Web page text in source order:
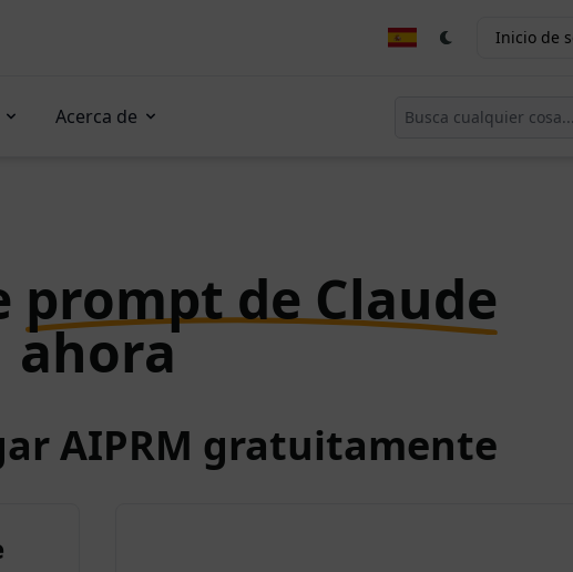
Inicio de
Acerca de
prompt de Claude
ahora
AIPRM gratuitamente